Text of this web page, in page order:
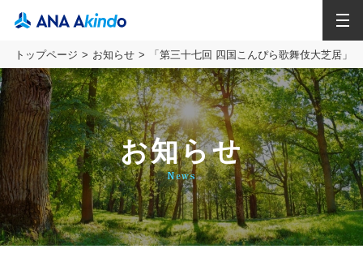
トップページ お知らせ 「第三十七回 四国こんぴら歌舞伎大芝居」
お知らせ
News